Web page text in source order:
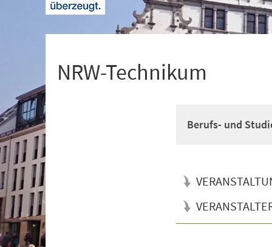
NRW-Technikum
Berufs- und